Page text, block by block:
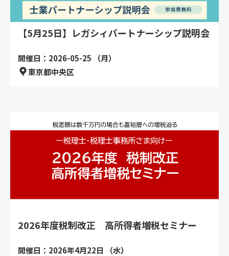
【5月25日】レガシィパートナーシップ説明会
開催日：2026-05-25 （月）
東京都中央区
2026年度税制改正 高所得者増税セミナー
開催日：2026年4月22日 （水）